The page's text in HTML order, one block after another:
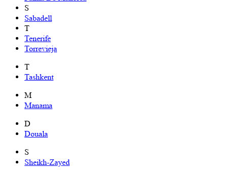
S
Sabadell
T
Tenerife
Torrevieja
T
Tashkent
M
Manama
D
Douala
S
Sheikh-Zayed